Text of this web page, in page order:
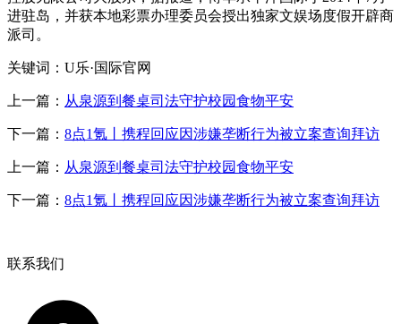
进驻岛，并获本地彩票办理委员会授出独家文娱场度假开辟商
派司。
关键词：U乐·国际官网
上一篇： 从泉源到餐桌司法守护校园食物平安
下一篇： 8点1氪丨携程回应因涉嫌垄断行为被立案查询拜访
上一篇： 从泉源到餐桌司法守护校园食物平安
下一篇： 8点1氪丨携程回应因涉嫌垄断行为被立案查询拜访
联系我们